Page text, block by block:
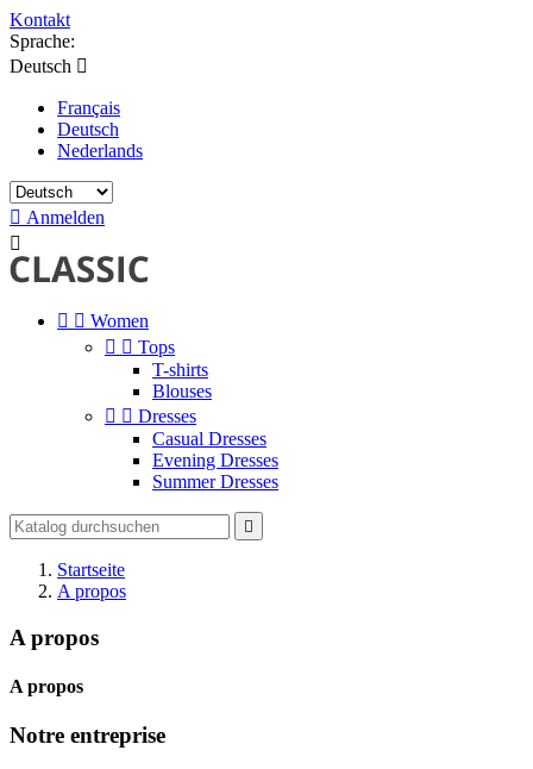
Kontakt
Sprache:
Deutsch 
Français
Deutsch
Nederlands
 Anmelden

  Women
  Tops
T-shirts
Blouses
  Dresses
Casual Dresses
Evening Dresses
Summer Dresses

Startseite
A propos
A propos
A propos
Notre entreprise